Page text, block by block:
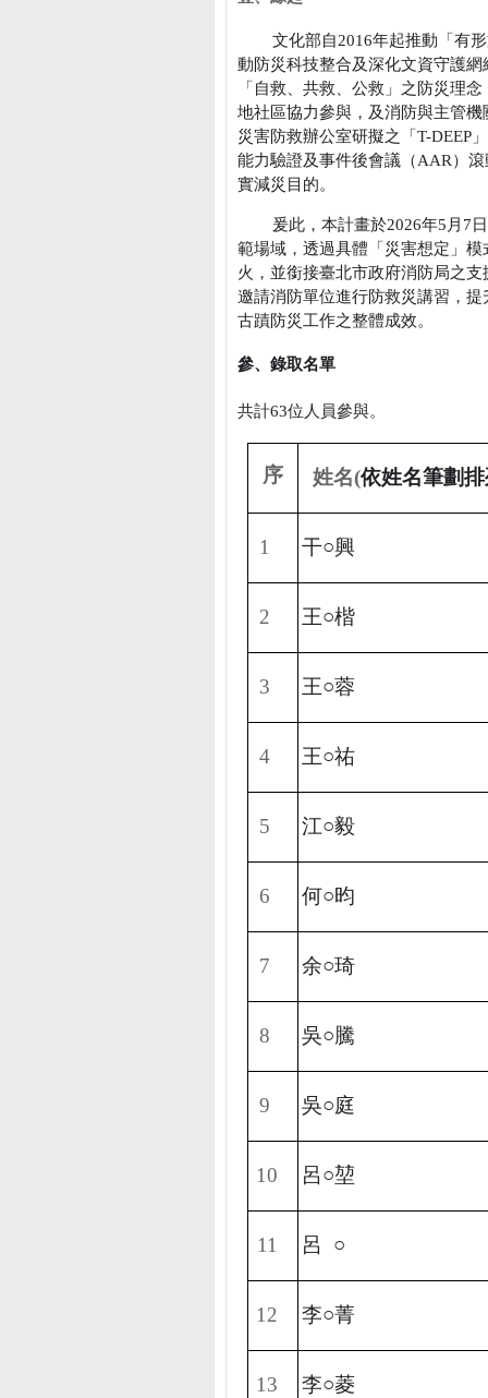
文化部自2016年起推動「有
動防災科技整合及深化文資守護
「自救、共救、公救」之防災理
地社區協力參與，及消防與主管
災害防救辦公室研擬之「 T-DEEP
能力驗證及事件後會議（AAR）
實減災目的。
爰此，本計畫於2026年5 月 7
範場域，透過具體「災害想定」
火，並銜接臺北市政府消防局之
邀請消防單位進行防救災講習，
古蹟防災工作之整體成效。
參、錄取名單
共計63位人員參與。
序 姓名(依姓名筆劃
1 干○興
2 王○楷
3 王○蓉
4 王○祐
5 江○毅
6 何○昀
7 余○琦
8 吳○騰
9 吳○庭
10 呂○堃
11 呂 ○
12 李○菁
13 李○菱